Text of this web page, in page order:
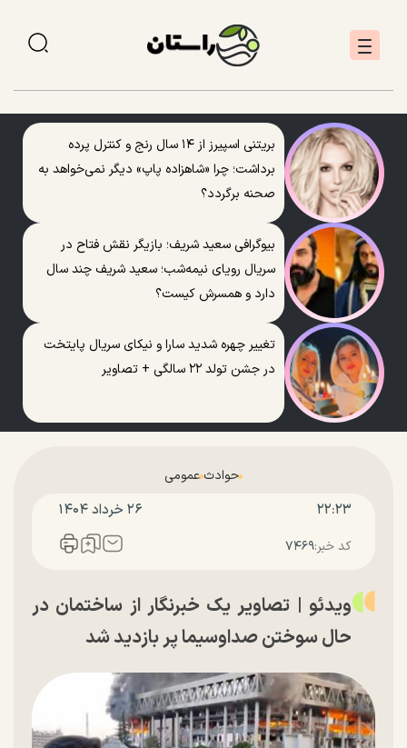
بریتنی اسپیرز از ۱۴ سال رنج و کنترل پرده
برداشت؛ چرا «شاهزاده پاپ» دیگر نمی‌خواهد به
صحنه برگردد؟
بیوگرافی سعید شریف؛ بازیگر نقش فتاح در
سریال رویای نیمه‌شب؛ سعید شریف چند سال
دارد و همسرش کیست؟
تغییر چهره شدید سارا و نیکای سریال پایتخت
در جشن تولد ۲۲ سالگی + تصاویر
حوادث عمومی
۲۲:۲۳ ۲۶ خرداد ۱۴۰۴
کد خبر:۷۴۶۹
ویدئو | تصاویر یک خبرنگار از ساختمان در
حال سوختن صداوسیما پر بازدید شد